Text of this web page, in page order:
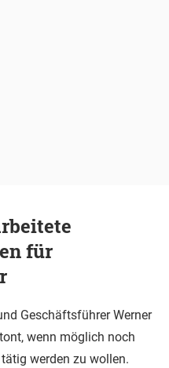
für
Geschäftsführer Werner
wenn möglich noch
werden zu wollen.